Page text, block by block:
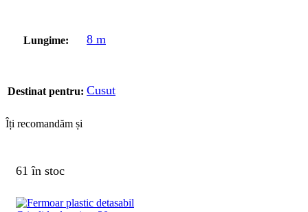
Lungime: 8 m
Destinat pentru: Cusut
Îți recomandăm și
61 în stoc